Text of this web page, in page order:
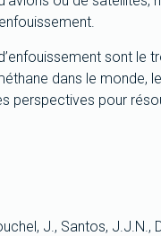
sont le
dans le monde,
perspectives pour
J., Santos, J.J.N.,